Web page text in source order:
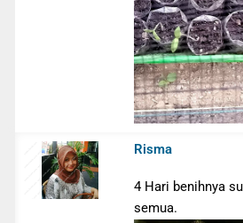
Risma
4 Hari benihnya
semua.